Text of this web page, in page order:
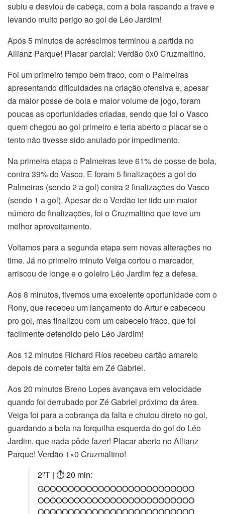
subiu e desviou de cabeça, com a bola raspando a trave e
levando muito perigo ao gol de Léo Jardim!
Após 5 minutos de acréscimos terminou a partida no
Allianz Parque! Placar parcial: Verdão 0x0 Cruzmaltino.
Foi um primeiro tempo bem fraco, com o Palmeiras
apresentando dificuldades na criação ofensiva e, apesar
da maior posse de bola e maior volume de jogo, foram
poucas as oportunidades criadas, sendo que foi o Vasco
quem chegou ao gol primeiro e teria aberto o placar se o
tento não tivesse sido anulado por impedimento.
Na primeira etapa o Palmeiras teve 61% de posse de bola,
contra 39% do Vasco. E foram 5 finalizações a gol do
Palmeiras (sendo 2 a gol) contra 2 finalizações do Vasco
(sendo 1 a gol). Apesar de o Verdão ter tido um maior
número de finalizações, foi o Cruzmaltino que teve um
melhor aproveitamento.
Voltamos para a segunda etapa sem novas alterações no
time. Já no primeiro minuto Veiga cortou o marcador,
arriscou de longe e o goleiro Léo Jardim fez a defesa.
Aos 8 minutos, tivemos uma excelente oportunidade com o
Rony, que recebeu um lançamento do Artur e cabeceou
pro gol, mas finalizou com um cabeceio fraco, que foi
facilmente defendido pelo Léo Jardim!
Aos 12 minutos Richard Ríos recebeu cartão amarelo
depois de cometer falta em Zé Gabriel.
Aos 20 minutos Breno Lopes avançava em velocidade
quando foi derrubado por Zé Gabriel próximo da área.
Veiga foi para a cobrança da falta e chutou direto no gol,
guardando a bola na forquilha esquerda do gol do Léo
Jardim, que nada pôde fazer! Placar aberto no Allianz
Parque! Verdão 1×0 Cruzmaltino!
2ºT | ⏱ 20 min:
GOOOOOOOOOOOOOOOOOOOOOOOOO
OOOOOOOOOOOOOOOOOOOOOOOOOO